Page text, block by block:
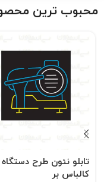
محبوب ترین
تابلو نئون طرح دستگاه
کالباس بر